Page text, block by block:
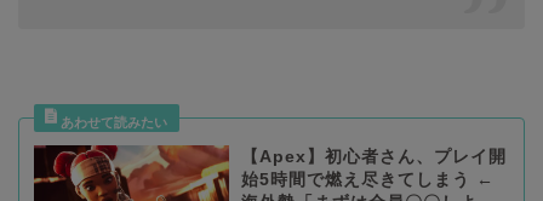
【Apex】初心者さん、プレイ開
始5時間で燃え尽きてしまう ←